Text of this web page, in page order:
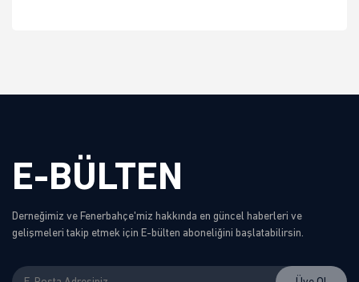
E-BÜLTEN
Derneğimiz ve Fenerbahçe'miz hakkında en güncel haberleri ve
gelişmeleri takip etmek için E-bülten aboneliğini başlatabilirsin.